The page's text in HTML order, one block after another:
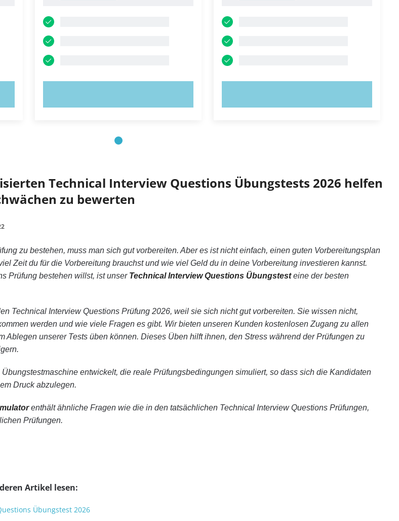
Technical Interview Questions Übungstests 2026 helfen
zu bewerten
zu bestehen, muss man sich gut vorbereiten. Aber es ist nicht einfach, einen guten Vorbereitungsplan
Zeit du für die Vorbereitung brauchst und wie viel Geld du in deine Vorbereitung investieren kannst.
Prüfung bestehen willst, ist unser Technical Interview Questions Übungstesteine der besten
Technical Interview Questions Prüfung 2026, weil sie sich nicht gut vorbereiten. Sie wissen nicht,
werden und wie viele Fragen es gibt. Wir bieten unseren Kunden kostenlosen Zugang zu allen
Ablegen unserer Tests üben können. Dieses Üben hilft ihnen, den Stress während der Prüfungen zu
entwickelt, die reale Prüfungsbedingungen simuliert, so dass sich die Kandidaten
Druck abzulegen.
enthält ähnliche Fragen wie die in den tatsächlichen Technical Interview Questions Prüfungen,
Prüfungen.
Artikel lesen:
Übungstest 2026